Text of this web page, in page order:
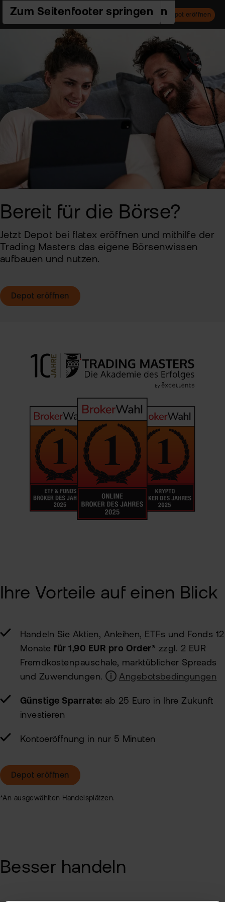
Zur Hauptnavigation springen
Zum Seiteninhalt springen
Zum Seitenfooter springen Depot eröffnen
Bereit für die Börse?
Jetzt Depot bei flatex eröffnen und mithilfe der
Trading Masters das eigene Börsenwissen
aufbauen und nutzen.
Depot eröffnen
Ihre Vorteile auf einen Blick
Handeln Sie Aktien, Anleihen, ETFs und Fonds 12
Monate für 1,90 EUR pro Order* zzgl. 2 EUR
Fremdkosten­pauschale, marktüblicher Spreads
und Zuwendungen.
Angebotsbedingungen
Günstige Sparrate: ab 25 Euro in Ihre Zukunft
investieren
Kontoeröffnung in nur 5 Minuten
Depot eröffnen
*An ausgewählten Handelsplätzen.
Besser handeln